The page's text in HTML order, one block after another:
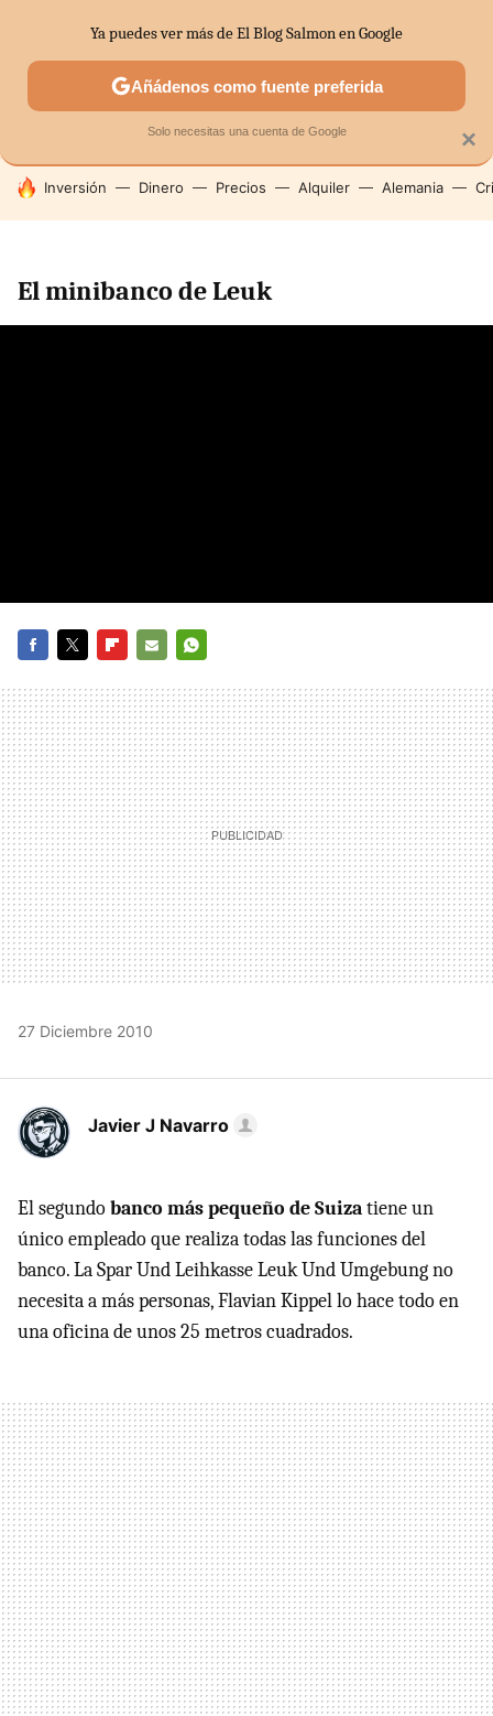
SECTORES ECONOMÍA DOMÉSTICA MERCADOS
HOY SE HABLA DE
Inversión Dinero Precios Alquiler Alemania
El minibanco de Leuk
MAIL
27 Diciembre 2010
Javier J Navarro
El segundobanco más pequeño de Suizatiene un
único empleado que realiza todas las funciones del
banco. La Spar Und Leihkasse Leuk Und Umgebung no
necesita a más personas, Flavian Kippel lo hace todo en
una oficina de unos 25 metros cuadrados.
×
Ya puedes ver más de El Blog Salmon en Google
Añádenos como fuente preferida
Solo necesitas una cuenta de Google